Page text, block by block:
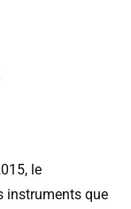
le
instruments que